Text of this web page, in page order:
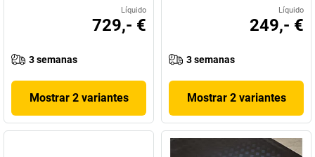
Líquido
729,- €
3 semanas
Mostrar 2 variantes
Líquido
249,- €
3 semanas
Mostrar 2 variantes